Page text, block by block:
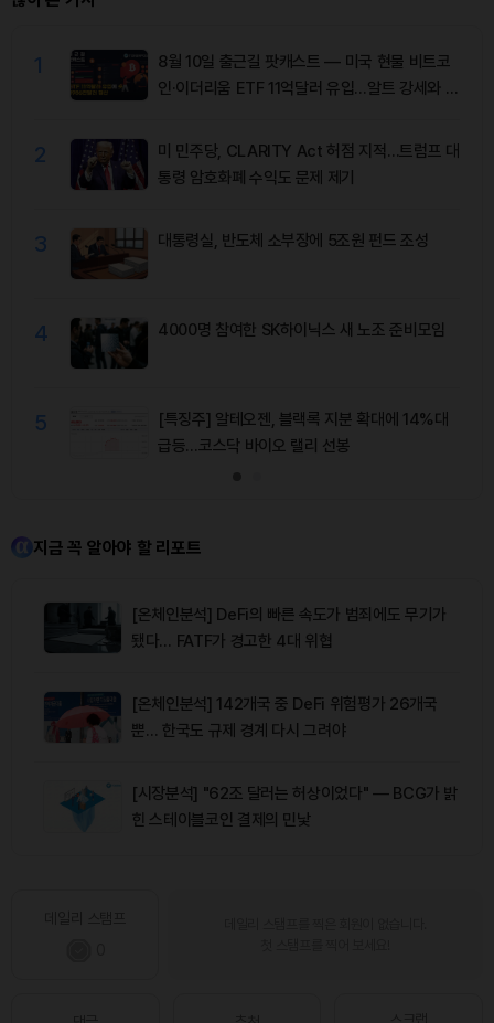
1
8월 10일 출근길 팟캐스트 — 미국 현물 비트코
인·이더리움 ETF 11억달러 유입…알트 강세와 숏
2
미 민주당, CLARITY Act 허점 지적…트럼프 대
통령 암호화폐 수익도 문제 제기
3 대통령실, 반도체 소부장에 5조원 펀드 조성
4 4000명 참여한 SK하이닉스 새 노조 준비모임
5
[특징주] 알테오젠, 블랙록 지분 확대에 14%대
급등…코스닥 바이오 랠리 선봉
지금 꼭 알아야 할 리포트
[온체인분석] DeFi의 빠른 속도가 범죄에도 무기가
됐다… FATF가 경고한 4대 위협
[온체인분석] 142개국 중 DeFi 위험평가 26개국
뿐… 한국도 규제 경계 다시 그려야
[시장분석] "62조 달러는 허상이었다" — BCG가 밝
힌 스테이블코인 결제의 민낯